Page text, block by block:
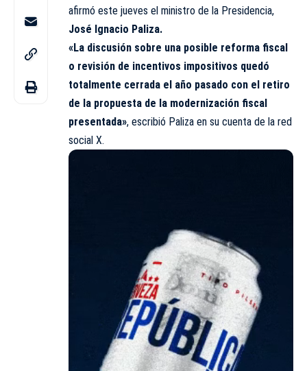
afirmó este jueves el ministro de la Presidencia,
José Ignacio Paliza.
«La discusión sobre una posible reforma fiscal
o revisión de incentivos impositivos quedó
totalmente cerrada el año pasado con el retiro
de la propuesta de la modernización fiscal
presentada», escribió Paliza en su cuenta de la red
social X.